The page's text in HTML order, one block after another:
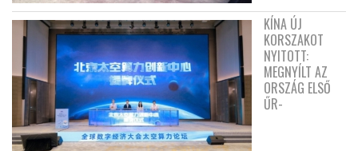
KÍNA ÚJ
KORSZAKOT
NYITOTT:
MEGNYÍLT AZ
ORSZÁG ELSŐ
ŰR-